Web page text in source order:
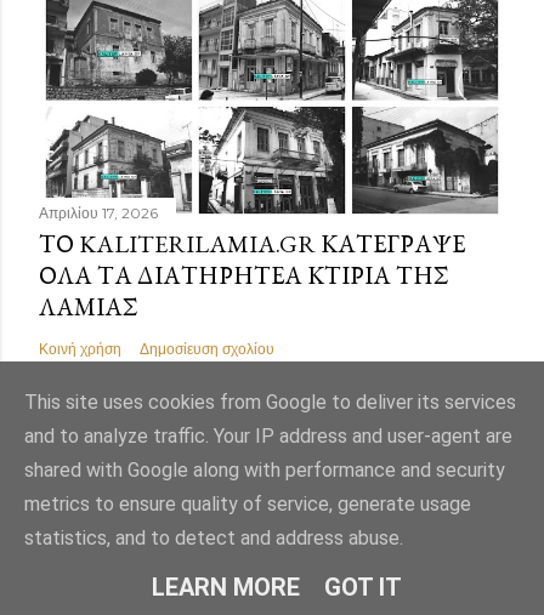
Απριλίου 17, 2026
ΤΟ KALITERILAMIA.GR ΚΑΤΈΓΡΑΨΕ
ΌΛΑ ΤΑ ΔΙΑΤΗΡΗΤΈΑ ΚΤΊΡΙΑ ΤΗΣ
ΛΑΜΊΑΣ
Κοινή χρήση Δημοσίευση σχολίου
Από το Blogger
Εικόνες θέματος απόMae Burke
This site uses cookies from Google to deliver its services
and to analyze traffic. Your IP address and user-agent are
shared with Google along with performance and security
metrics to ensure quality of service, generate usage
statistics, and to detect and address abuse.
LEARN MORE GOT IT